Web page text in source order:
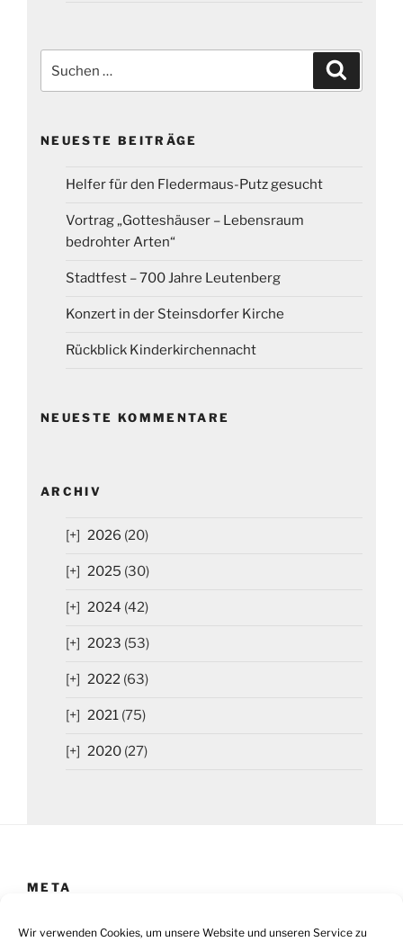
Wir verwenden Cookies, um unsere Website und unseren Service zu
nach:
NEUESTE BEITRÄGE
Helfer für den Fledermaus-Putz gesucht
Vortrag „Gotteshäuser – Lebensraum
bedrohter Arten“
Stadtfest – 700 Jahre Leutenberg
Konzert in der Steinsdorfer Kirche
Rückblick Kinderkirchennacht
NEUESTE KOMMENTARE
ARCHIV
2026 (20)
2025 (30)
2024 (42)
2023 (53)
2022 (63)
2021 (75)
2020 (27)
META
Impressum